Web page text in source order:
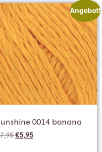
Angebot!
0014 banana
7,95€5,95